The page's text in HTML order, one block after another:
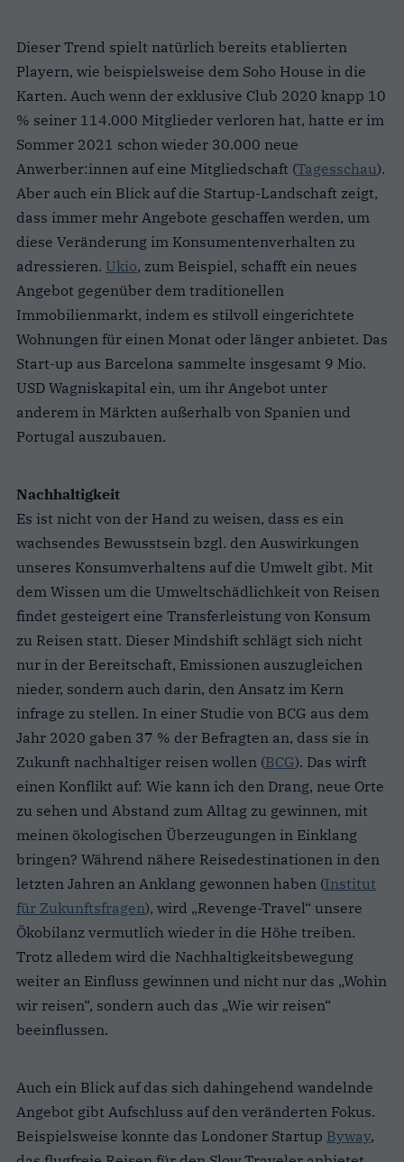
Dieser Trend spielt natürlich bereits etablierten
Playern, wie beispielsweise dem Soho House in die
Karten. Auch wenn der exklusive Club 2020 knapp 10
% seiner 114.000 Mitglieder verloren hat, hatte er im
Sommer 2021 schon wieder 30.000 neue
Anwerber:innen auf eine Mitgliedschaft (Tagesschau).
Aber auch ein Blick auf die Startup-Landschaft zeigt,
dass immer mehr Angebote geschaffen werden, um
diese Veränderung im Konsumentenverhalten zu
adressieren. Ukio, zum Beispiel, schafft ein neues
Angebot gegenüber dem traditionellen
Immobilienmarkt, indem es stilvoll eingerichtete
Wohnungen für einen Monat oder länger anbietet. Das
Start-up aus Barcelona sammelte insgesamt 9 Mio.
USD Wagniskapital ein, um ihr Angebot unter
anderem in Märkten außerhalb von Spanien und
Portugal auszubauen.
Nachhaltigkeit
Es ist nicht von der Hand zu weisen, dass es ein
wachsendes Bewusstsein bzgl. den Auswirkungen
unseres Konsumverhaltens auf die Umwelt gibt. Mit
dem Wissen um die Umweltschädlichkeit von Reisen
findet gesteigert eine Transferleistung von Konsum
zu Reisen statt. Dieser Mindshift schlägt sich nicht
nur in der Bereitschaft, Emissionen auszugleichen
nieder, sondern auch darin, den Ansatz im Kern
infrage zu stellen. In einer Studie von BCG aus dem
Jahr 2020 gaben 37 % der Befragten an, dass sie in
Zukunft nachhaltiger reisen wollen (BCG). Das wirft
einen Konflikt auf: Wie kann ich den Drang, neue Orte
zu sehen und Abstand zum Alltag zu gewinnen, mit
meinen ökologischen Überzeugungen in Einklang
bringen? Während nähere Reisedestinationen in den
letzten Jahren an Anklang gewonnen haben (Institut
für Zukunftsfragen), wird „Revenge-Travel“ unsere
Ökobilanz vermutlich wieder in die Höhe treiben.
Trotz alledem wird die Nachhaltigkeitsbewegung
weiter an Einfluss gewinnen und nicht nur das „Wohin
wir reisen“, sondern auch das „Wie wir reisen“
beeinflussen.
Auch ein Blick auf das sich dahingehend wandelnde
Angebot gibt Aufschluss auf den veränderten Fokus.
Beispielsweise konnte das Londoner Startup Byway,